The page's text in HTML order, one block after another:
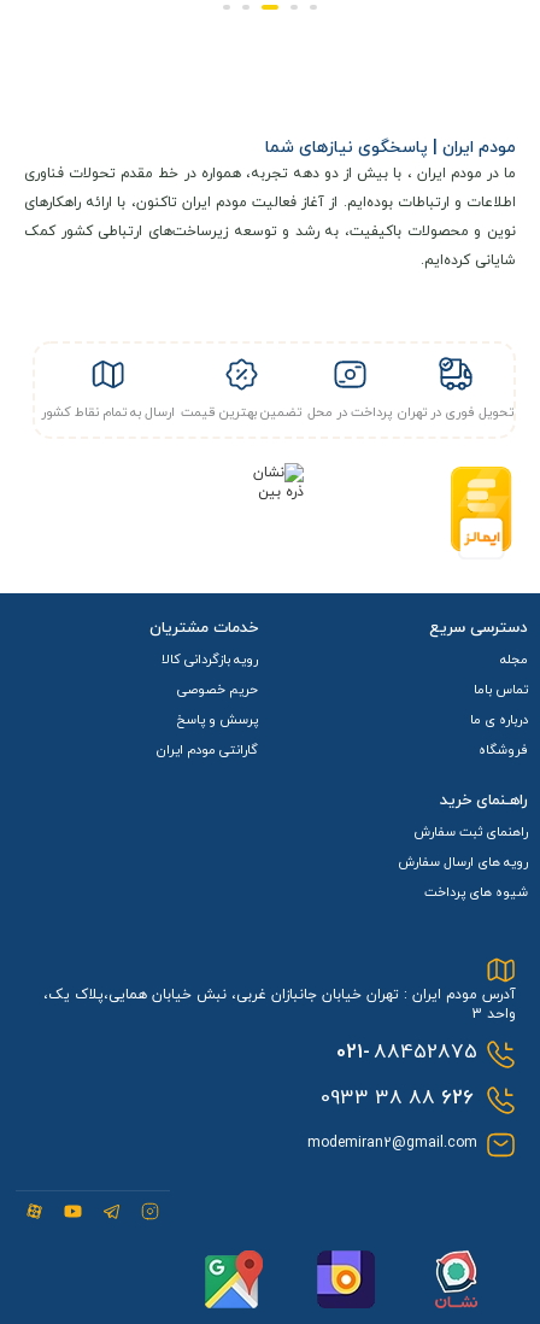
مودم ایران | پاسخگوی نیازهای شما
ما در مودم ایران ، با بیش از دو دهه تجربه، همواره در خط مقدم تحولات فناوری
اطلاعات و ارتباطات بوده‌ایم. از آغاز فعالیت مودم ایران تاکنون، با ارائه راهکارهای
نوین و محصولات باکیفیت، به رشد و توسعه زیرساخت‌های ارتباطی کشور کمک
شایانی کرده‌ایم.
تحویل فوری در تهران پرداخت در محل تضمین بهترین قیمت ارسال به تمام نقاط کشور
دسترسی سریع
مجله
تماس باما
درباره ی ما
فروشگاه
خدمات مشتریان
رویه بازگردانی کالا
حریم خصوصی
پرسش و پاسخ
گارانتی مودم ایران
راهـنمای خرید
راهنمای ثبت سفارش
رویه های ارسال سفارش
شیوه های پرداخت
آدرس مودم ایران : تهران خیابان جانبازان غربی، نبش خیابان همایی،پلاک یک،
واحد 3
021-88452875
626
88 38 0933
modemiran2@gmail.com